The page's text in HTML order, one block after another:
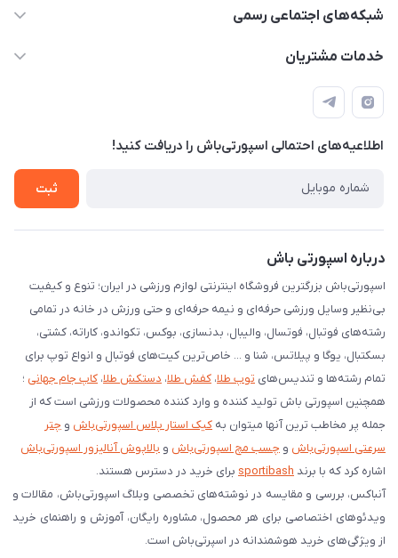
15 13 222 0900
شبکه‌های اجتماعی رسمی
کانال آپارات
خدمات مشتریان
درخواست پشتیبانی جدید
مشاهده لیست تیکت‌ها
لیست کد رهگیری پستی
شرایط بازگردانی کالا
اطلاعیه‌های احتمالی اسپورتی‌باش را دریافت کنید!
ثبت
درباره اسپورتی باش
اسپورتی‌باش بزرگترین فروشگاه اینترنتی لوازم ورزشی در ایران؛ تنوع و کیفیت
بی‌نظیر وسایل ورزشی حرفه‌ای و نیمه حرفه‌ای و حتی ورزش در خانه در تمامی
رشته‌های فوتبال، فوتسال، والیبال، بدنسازی، بوکس، تکواندو، کاراته، کشتی،
بسکتبال، یوگا و پیلاتس، شنا و ... خاص‌ترین کیت‌های فوتبال و انواع توپ برای
تمام رشته‌ها و تندیس‌های توپ طلا، کفش طلا، دستکش طلا، کاپ جام جهانی ؛
همچنین اسپورتی باش تولید کننده و وارد کننده محصولات ورزشی است که از
جمله پر مخاطب ترین آنها میتوان به کیک استار پلاس اسپورتی‌باش و چتر
سرعتی اسپورتی‌باش و چسب مچ اسپورتی‌باش و بالاپوش آنالیزور اسپورتی‌باش
اشاره کرد که با برند sportibash برای خرید در دسترس هستند.
آنباکس، بررسی‌ و مقایسه در نوشته‌های تخصصی وبلاگ اسپورتی‌باش، مقالات و
ویدئوهای اختصاصی برای هر محصول، مشاوره رایگان، آموزش و راهنمای خرید
از ویژگی‌های خرید هوشمندانه در اسپرتی‌باش است.